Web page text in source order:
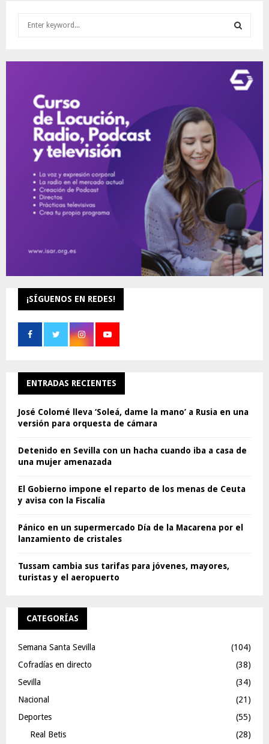
E
¡SÍGUENOS EN REDES!
ENTRADAS RECIENTES
José Colomé lleva ‘Soleá, dame la mano’ a Rusia en una
versión para orquesta de cámara
Detenido en Sevilla con un hacha cuando iba a casa de
una mujer amenazada
El Gobierno impone el reparto de los menas de Ceuta
y avisa con la Fiscalía
Pánico en un supermercado Día de la Macarena por el
lanzamiento de cristales
Tussam cambia sus tarifas para jóvenes, mayores,
turistas y el aeropuerto
CATEGORÍAS
Semana Santa Sevilla
(104)
Cofradías en directo
(38)
Sevilla
(34)
Nacional
(21)
Deportes
(55)
Real Betis
(28)